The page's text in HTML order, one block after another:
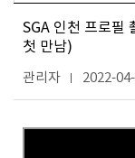
SGA 인천 프로필
첫 만남)
관리자 2022-